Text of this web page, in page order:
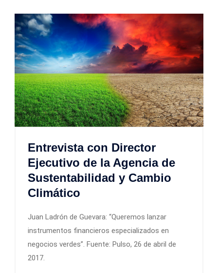
Entrevista con Director
Ejecutivo de la Agencia de
Sustentabilidad y Cambio
Climático
Juan Ladrón de Guevara: “Queremos lanzar
instrumentos financieros especializados en
negocios verdes”. Fuente: Pulso, 26 de abril de
2017.